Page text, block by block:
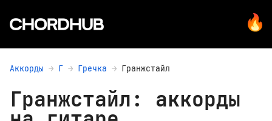
Аккорды Г Гречка Гранжстайл
Гранжстайл: аккорды